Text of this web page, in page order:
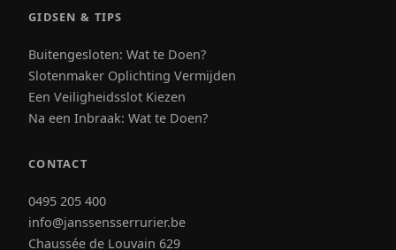
GIDSEN & TIPS
Buitengesloten: Wat te Doen?
Slotenmaker Oplichting Vermijden
Een Veiligheidsslot Kiezen
Na een Inbraak: Wat te Doen?
CONTACT
0495 205 400
info@janssensserrurier.be
Chaussée de Louvain 629